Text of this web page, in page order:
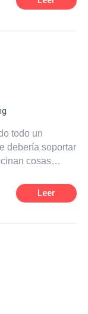
todo un
debería soportar
cosas
Leer